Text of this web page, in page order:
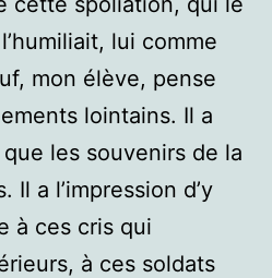
lui comme
mon élève, pense
lointains. Il a
les souvenirs de la
a l’impression d’y
à ces cris qui
à ces soldats